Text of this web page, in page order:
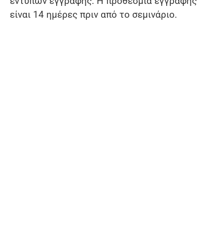
είναι 14 ημέρες πριν από το σεμινάριο.